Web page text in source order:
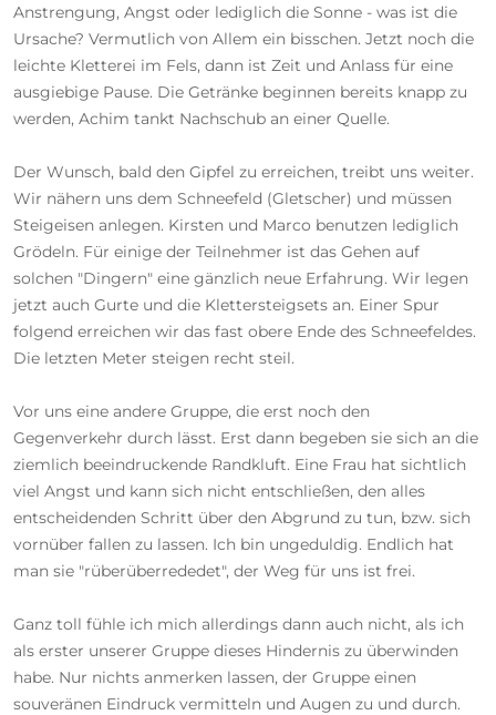
Anstrengung, Angst oder lediglich die Sonne - was ist die
Ursache? Vermutlich von Allem ein bisschen. Jetzt noch die
leichte Kletterei im Fels, dann ist Zeit und Anlass für eine
ausgiebige Pause. Die Getränke beginnen bereits knapp zu
werden, Achim tankt Nachschub an einer Quelle.
Der Wunsch, bald den Gipfel zu erreichen, treibt uns weiter.
Wir nähern uns dem Schneefeld (Gletscher) und müssen
Steigeisen anlegen. Kirsten und Marco benutzen lediglich
Grödeln. Für einige der Teilnehmer ist das Gehen auf
solchen "Dingern" eine gänzlich neue Erfahrung. Wir legen
jetzt auch Gurte und die Klettersteigsets an. Einer Spur
folgend erreichen wir das fast obere Ende des Schneefeldes.
Die letzten Meter steigen recht steil.
Vor uns eine andere Gruppe, die erst noch den
Gegenverkehr durch lässt. Erst dann begeben sie sich an die
ziemlich beeindruckende Randkluft. Eine Frau hat sichtlich
viel Angst und kann sich nicht entschließen, den alles
entscheidenden Schritt über den Abgrund zu tun, bzw. sich
vornüber fallen zu lassen. Ich bin ungeduldig. Endlich hat
man sie "rüberüberrededet", der Weg für uns ist frei.
Ganz toll fühle ich mich allerdings dann auch nicht, als ich
als erster unserer Gruppe dieses Hindernis zu überwinden
habe. Nur nichts anmerken lassen, der Gruppe einen
souveränen Eindruck vermitteln und Augen zu und durch.